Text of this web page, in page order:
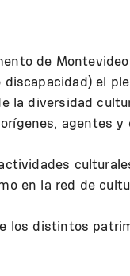
de
el
la diversidad
agentes y
en la red de
los distintos